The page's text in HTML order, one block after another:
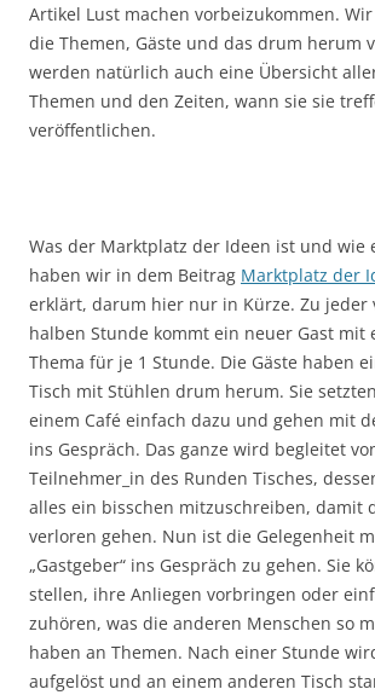
Artikel Lust machen vorbeizukommen.
die Themen, Gäste und das drum herum
werden natürlich auch eine Übersicht
Themen und den Zeiten, wann sie sie
veröffentlichen.
Was der Marktplatz der Ideen ist und wie
haben wir in dem Beitrag Marktplatz der
erklärt, darum hier nur in Kürze. Zu jeder
halben Stunde kommt ein neuer Gast mit
Thema für je 1 Stunde. Die Gäste haben
Tisch mit Stühlen drum herum. Sie
einem Café einfach dazu und gehen mit
ins Gespräch. Das ganze wird begleitet
Teilnehmer_in des Runden Tisches,
alles ein bisschen mitzuschreiben, damit
verloren gehen. Nun ist die Gelegenheit
„Gastgeber“ ins Gespräch zu gehen. Sie
stellen, ihre Anliegen vorbringen oder
zuhören, was die anderen Menschen so
haben an Themen. Nach einer Stunde
aufgelöst und an einem anderen Tisch